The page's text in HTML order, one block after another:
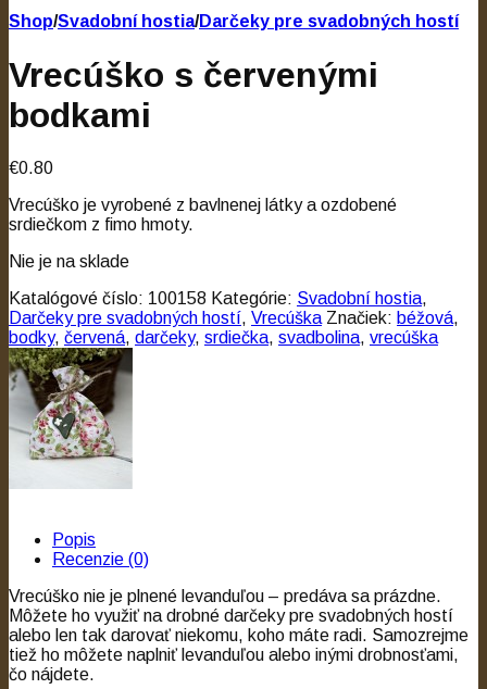
Shop/Svadobní hostia/Darčeky pre svadobných hostí
Vrecúško s červenými
bodkami
€0.80
Vrecúško je vyrobené z bavlnenej látky a ozdobené
srdiečkom z fimo hmoty.
Nie je na sklade
Katalógové číslo: 100158 Kategórie: Svadobní hostia,
Darčeky pre svadobných hostí, Vrecúška Značiek: béžová,
bodky, červená, darčeky, srdiečka, svadbolina, vrecúška
Popis
Recenzie (0)
Vrecúško nie je plnené levanduľou – predáva sa prázdne.
Môžete ho využiť na drobné darčeky pre svadobných hostí
alebo len tak darovať niekomu, koho máte radi. Samozrejme
tiež ho môžete naplniť levanduľou alebo inými drobnosťami,
čo nájdete.